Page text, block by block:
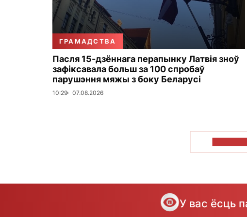
ГРАМАДСТВА
Пасля 15-дзённага перапынку Латвія зноў
зафіксавала больш за 100 спробаў
парушэння мяжы з боку Беларусі
10:29 07.08.2026
У вас ёсць